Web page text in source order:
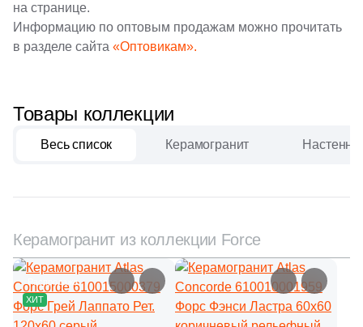
на странице.
Информацию по оптовым продажам можно прочитать
в разделе сайта «Оптовикам».
Товары коллекции
Весь список Керамогранит
Керамогранит из коллекции Force
Распродажа
ХИТ